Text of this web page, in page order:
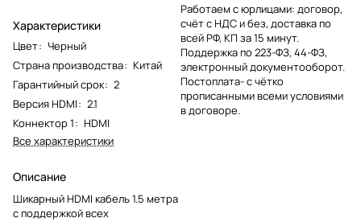
Характеристики
Цвет: Черный
Страна производства: Китай
Гарантийный срок: 2
Версия HDMI: 2.1
Коннектор 1: HDMI
Все характеристики
Описание
Шикарный HDMI кабель 1.5 метра
с поддержкой всех
Работаем с юрлицами: договор,
счёт с НДС и без, доставка по
всей РФ, КП за 15 минут.
Поддержка по 223-ФЗ, 44-ФЗ,
электронный документооборот.
Постоплата- с чётко
прописанными всеми условиями
в договоре.